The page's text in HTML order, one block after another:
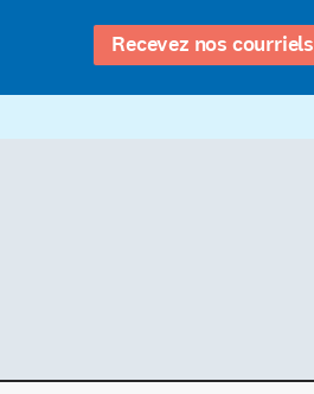
Recevez nos courriels